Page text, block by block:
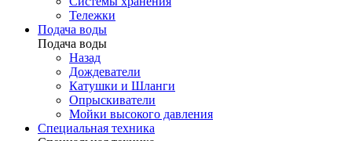
Тележки
Подача воды
Подача воды
Назад
Дождеватели
Катушки и Шланги
Опрыскиватели
Мойки высокого давления
Специальная техника